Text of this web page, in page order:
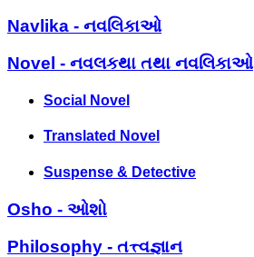
Navlika - નવલિકાઓ
Novel - નવલકથા તથા નવલિકાઓ
Social Novel
Translated Novel
Suspense & Detective
Osho - ઓશો
Philosophy - તત્ત્વજ્ઞાન